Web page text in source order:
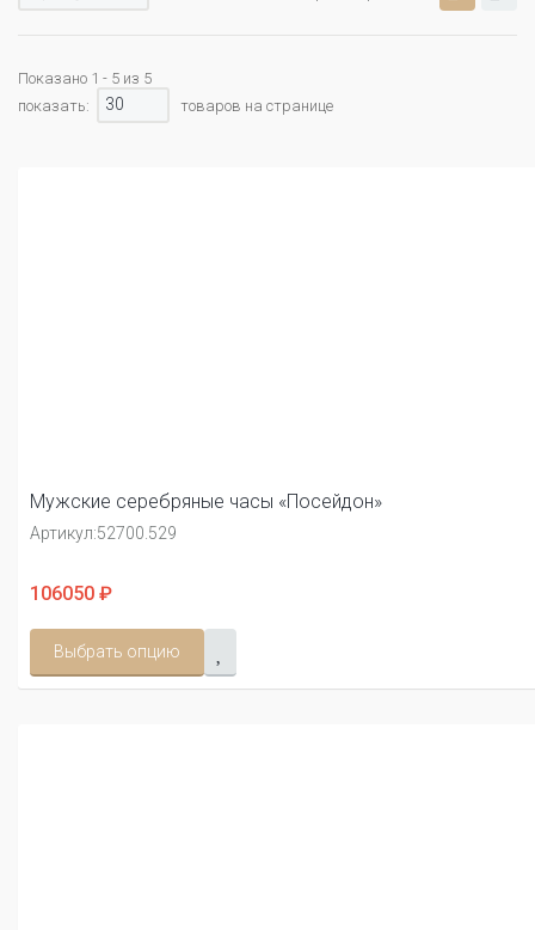
Показано 1 - 5 из 5
показать:
30 товаров на странице
Мужские серебряные часы «Посейдон»
Артикул:52700.529
106050 ₽
Выбрать опцию